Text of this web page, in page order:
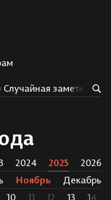
Случайная заметка
2024 2025
2026
Ноябрь
Декабрь
10 11 12 13 14